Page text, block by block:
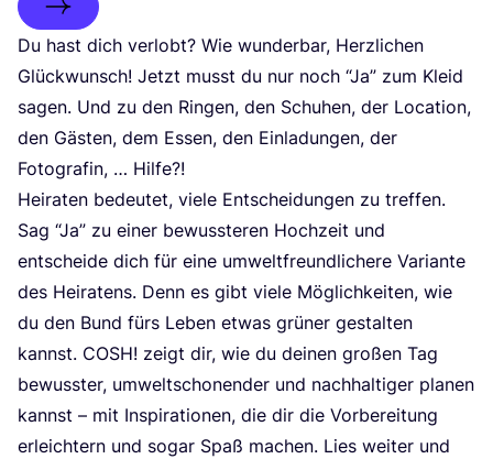
Du hast dich ver­lobt? Wie wun­der­bar, Herz­li­chen
Glück­wunsch! Jetzt musst du nur noch “Ja” zum Kleid
sagen. Und zu den Rin­gen, den Schu­hen, der Loca­ti­on,
den Gäs­ten, dem Essen, den Ein­la­dun­gen, der
Foto­gra­fin, … Hilfe?!
Hei­ra­ten bedeu­tet, vie­le Ent­schei­dun­gen zu tref­fen.
Sag “Ja” zu einer bewuss­te­ren Hoch­zeit und
ent­schei­de dich für eine umwelt­freund­li­che­re Vari­an­te
des Hei­ra­tens. Denn es gibt vie­le Mög­lich­kei­ten, wie
du den Bund fürs Leben etwas grü­ner gestal­ten
kannst. COSH! zeigt dir, wie du dei­nen gro­ßen Tag
bewuss­ter, umwelt­scho­nen­der und nach­hal­ti­ger pla­nen
kannst – mit Inspi­ra­tio­nen, die dir die Vor­be­rei­tung
erleich­tern und sogar Spaß machen. Lies wei­ter und